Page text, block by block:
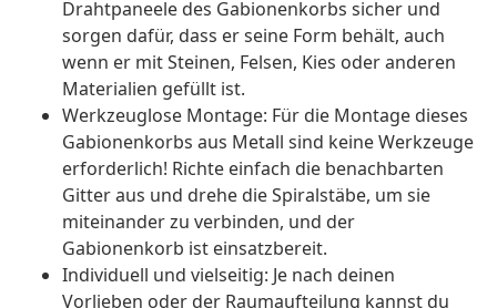
Drahtpaneele des Gabionenkorbs sicher und
sorgen dafür, dass er seine Form behält, auch
wenn er mit Steinen, Felsen, Kies oder anderen
Materialien gefüllt ist.
Werkzeuglose Montage: Für die Montage dieses
Gabionenkorbs aus Metall sind keine Werkzeuge
erforderlich! Richte einfach die benachbarten
Gitter aus und drehe die Spiralstäbe, um sie
miteinander zu verbinden, und der
Gabionenkorb ist einsatzbereit.
Individuell und vielseitig: Je nach deinen
Vorlieben oder der Raumaufteilung kannst du